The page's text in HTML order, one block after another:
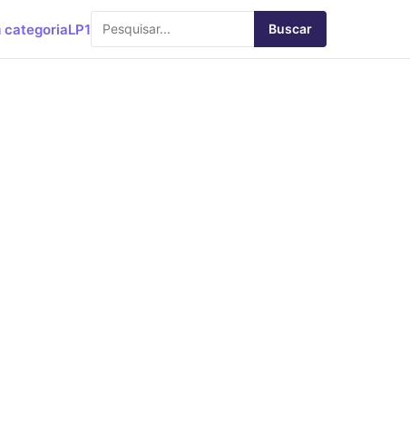
categoriaLP1 Buscar